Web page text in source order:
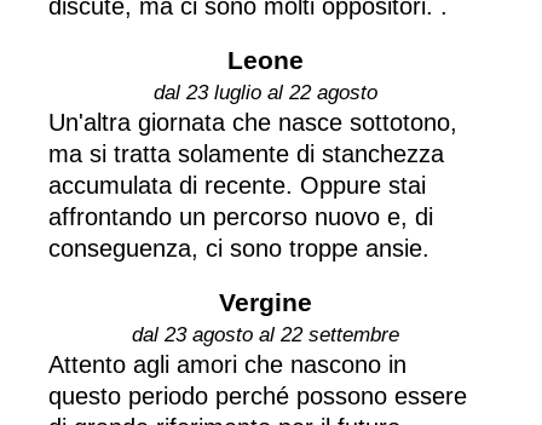
discute, ma ci sono molti oppositori. .
Leone
dal 23 luglio al 22 agosto
Un'altra giornata che nasce sottotono,
ma si tratta solamente di stanchezza
accumulata di recente. Oppure stai
affrontando un percorso nuovo e, di
conseguenza, ci sono troppe ansie.
Vergine
dal 23 agosto al 22 settembre
Attento agli amori che nascono in
questo periodo perché possono essere